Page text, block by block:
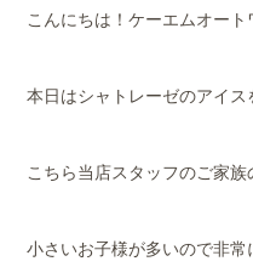
こんにちは！ケーエムオート
本日はシャトレーゼのアイス
こちら当店スタッフのご家族
小さいお子様が多いので非